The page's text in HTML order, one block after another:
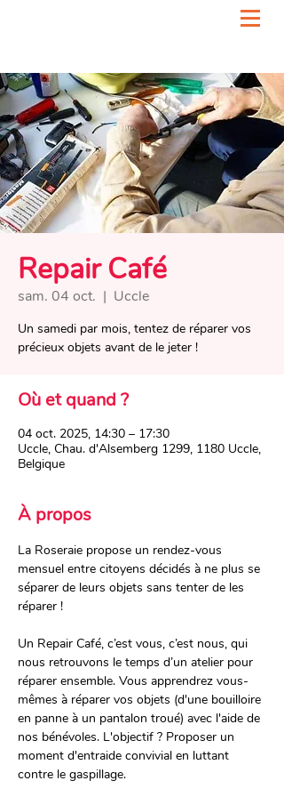
Repair Café
sam. 04 oct.
  |
Uccle
Un samedi par mois, tentez de réparer vos
précieux objets avant de le jeter !
Où et quand ?
04 oct. 2025, 14:30 – 17:30
Uccle, Chau. d'Alsemberg 1299, 1180 Uccle,
Belgique
À propos
La Roseraie propose un rendez-vous
mensuel entre citoyens décidés à ne plus se
séparer de leurs objets sans tenter de les
réparer !
Un Repair Café, c’est vous, c’est nous, qui
nous retrouvons le temps d’un atelier pour
réparer ensemble. Vous apprendrez vous-
mêmes à réparer vos objets (d'une bouilloire
en panne à un pantalon troué) avec l'aide de
nos bénévoles. L'objectif ? Proposer un
moment d'entraide convivial en luttant
contre le gaspillage.